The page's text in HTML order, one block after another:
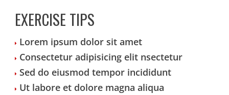
EXERCISE TIPS
Lorem ipsum dolor sit amet
Consectetur adipisicing elit nsectetur
Sed do eiusmod tempor incididunt
Ut labore et dolore magna aliqua